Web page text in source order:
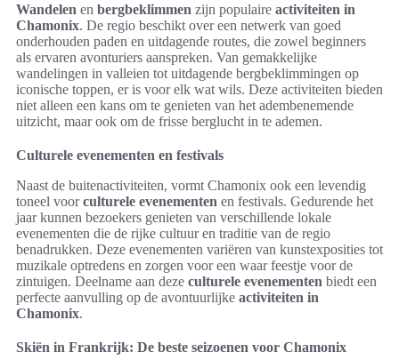
Wandelen en bergbeklimmen zijn populaire activiteiten in
Chamonix. De regio beschikt over een netwerk van goed
onderhouden paden en uitdagende routes, die zowel beginners
als ervaren avonturiers aanspreken. Van gemakkelijke
wandelingen in valleien tot uitdagende bergbeklimmingen op
iconische toppen, er is voor elk wat wils. Deze activiteiten bieden
niet alleen een kans om te genieten van het adembenemende
uitzicht, maar ook om de frisse berglucht in te ademen.
Culturele evenementen en festivals
Naast de buitenactiviteiten, vormt Chamonix ook een levendig
toneel voorculturele evenementen en festivals. Gedurende het
jaar kunnen bezoekers genieten van verschillende lokale
evenementen die de rijke cultuur en traditie van de regio
benadrukken. Deze evenementen variëren van kunstexposities tot
muzikale optredens en zorgen voor een waar feestje voor de
zintuigen. Deelname aan deze culturele evenementen biedt een
perfecte aanvulling op de avontuurlijke activiteiten in
Chamonix.
Skiën in Frankrijk: De beste seizoenen voor Chamonix